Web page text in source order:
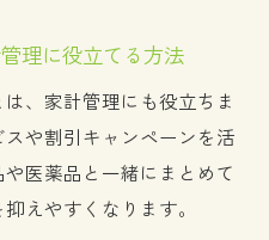
理に役立てる方法
、家計管理にも役立ちま
や割引キャンペーンを活
医薬品と一緒にまとめて
えやすくなります。